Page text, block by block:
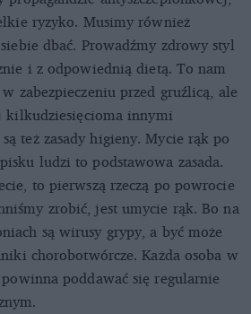
ryzyko. Musimy również
dbać. Prowadźmy zdrowy styl
i z odpowiednią dietą. To nam
zabezpieczeniu przed gruźlicą, ale
kilkudziesięcioma innymi
też zasady higieny. Mycie rąk po
ludzi to podstawowa zasada.
to pierwszą rzeczą po powrocie
zrobić, jest umycie rąk. Bo na
są wirusy grypy, a być może
chorobotwórcze. Każda osoba w
poddawać się regularnie